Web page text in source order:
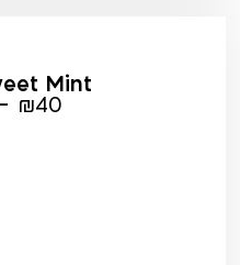
Mint
₪40